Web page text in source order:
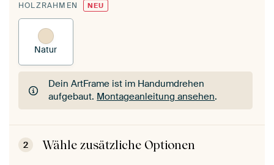
HOLZRAHMEN NEU
Natur
Dein ArtFrame ist im Handumdrehen
aufgebaut. Montageanleitung ansehen.
Dein ArtFrame ist im Handumdrehen
aufgebaut.Montageanleitung ansehen
2 Wähle zusätzliche Optionen